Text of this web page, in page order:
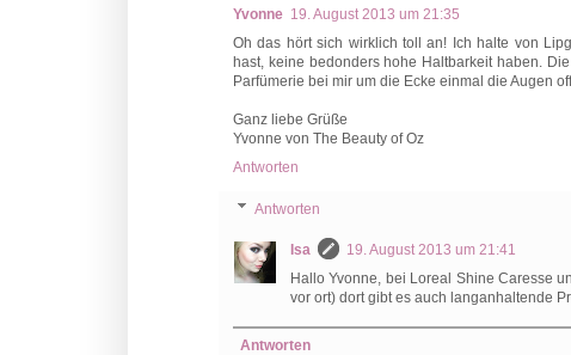
Yvonne 19. August 2013 um 21:35
Oh das hört sich wirklich toll an! Ich halte von
hast, keine bedonders hohe Haltbarkeit haben.
Parfümerie bei mir um die Ecke einmal die Augen
Ganz liebe Grüße
Yvonne von The Beauty of Oz
Antworten
Antworten
Isa
19. August 2013 um 21:41
Hallo Yvonne, bei Loreal Shine Caresse
vor ort) dort gibt es auch langanhaltende
Antworten